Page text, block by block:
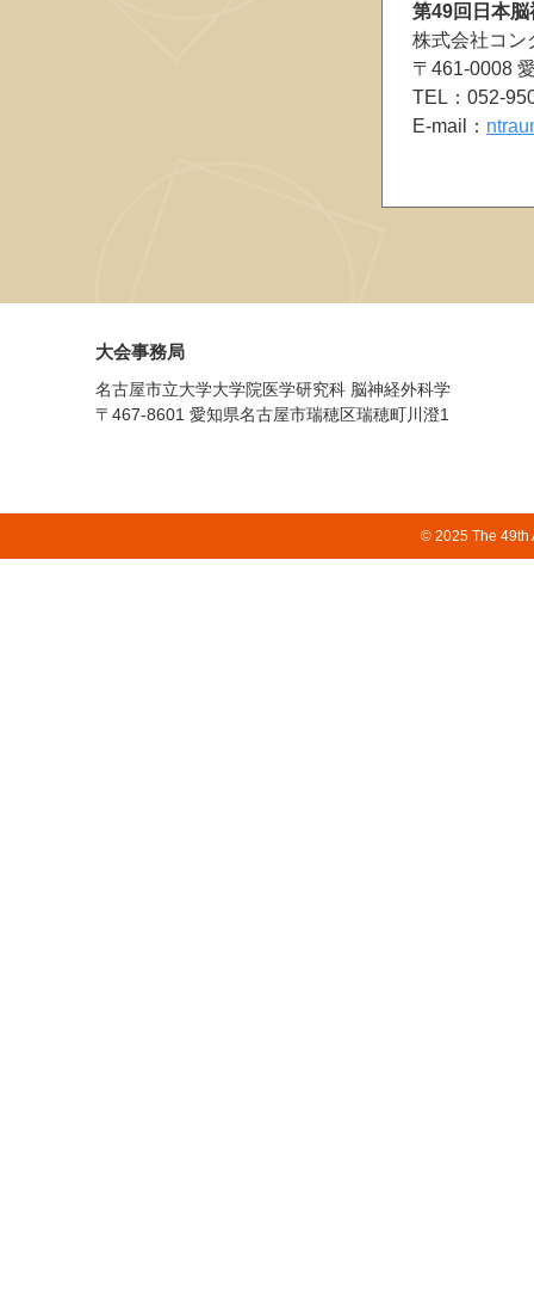
第49回日本
株式会社コン
〒461-0008
TEL：052-
E-mail：
大会事務局
名古屋市立大学大学院医学研究科 脳神経外科学
〒467-8601 愛知県名古屋市瑞穂区瑞穂町川澄1
© 2025 The 49th